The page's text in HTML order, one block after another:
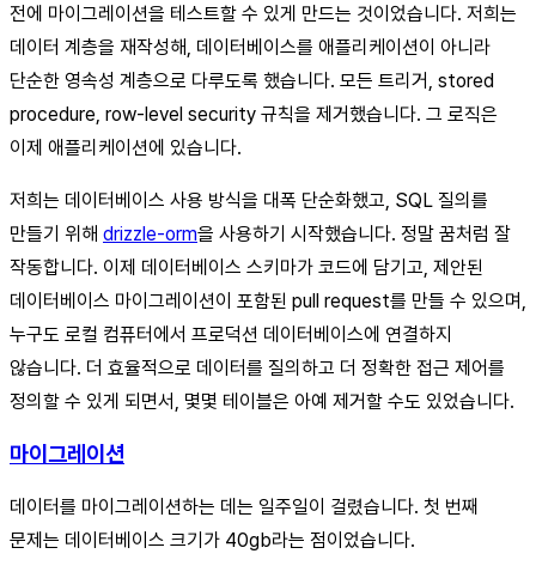
전에 마이그레이션을 테스트할 수 있게 만드는 것이었습니다. 저희는
데이터 계층을 재작성해, 데이터베이스를 애플리케이션이 아니라
단순한 영속성 계층으로 다루도록 했습니다. 모든 트리거, stored
procedure, row-level security 규칙을 제거했습니다. 그 로직은
이제 애플리케이션에 있습니다.
저희는 데이터베이스 사용 방식을 대폭 단순화했고, SQL 질의를
만들기 위해 drizzle-orm을 사용하기 시작했습니다. 정말 꿈처럼 잘
작동합니다. 이제 데이터베이스 스키마가 코드에 담기고, 제안된
데이터베이스 마이그레이션이 포함된 pull request를 만들 수 있으며,
누구도 로컬 컴퓨터에서 프로덕션 데이터베이스에 연결하지
않습니다. 더 효율적으로 데이터를 질의하고 더 정확한 접근 제어를
정의할 수 있게 되면서, 몇몇 테이블은 아예 제거할 수도 있었습니다.
마이그레이션
데이터를 마이그레이션하는 데는 일주일이 걸렸습니다. 첫 번째
문제는 데이터베이스 크기가 40gb라는 점이었습니다.